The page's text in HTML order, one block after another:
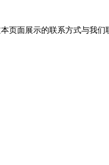
页面展示的联系方式与我们